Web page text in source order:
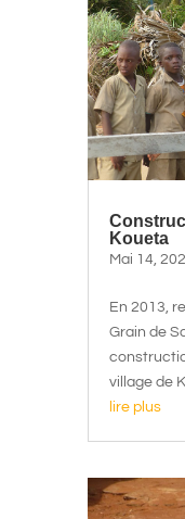
Koueta
Mai 14,
En 2013,
Grain de
village de
lire plus